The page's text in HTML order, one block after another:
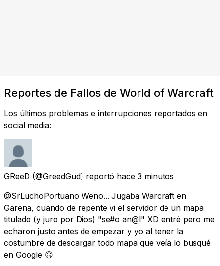
Reportes de Fallos de World of Warcraft
Los últimos problemas e interrupciones reportados en
social media:
GReeD (@GreedGud) reportó hace 3 minutos
@SrLuchoPortuano Weno... Jugaba Warcraft en
Garena, cuando de repente vi el servidor de un mapa
titulado (y juro por Dios) "se#o an@l" XD entré pero me
echaron justo antes de empezar y yo al tener la
costumbre de descargar todo mapa que veía lo busqué
en Google 🙃